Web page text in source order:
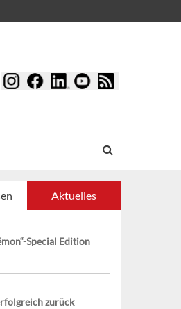
Aktuelles
Special Edition
zurück